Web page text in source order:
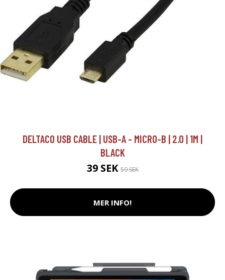
DELTACO USB CABLE | USB-A - MICRO-B | 2.0 | 1M |
BLACK
39 SEK59 SEK
MER INFO!